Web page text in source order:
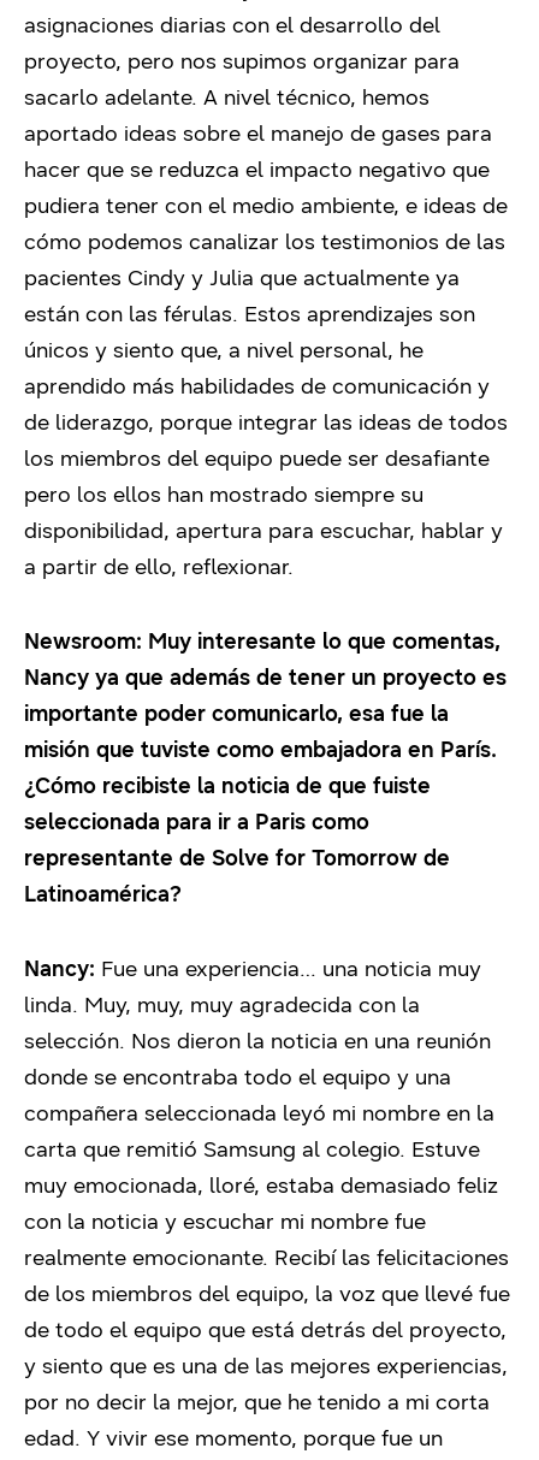
asignaciones diarias con el desarrollo del
proyecto, pero nos supimos organizar para
sacarlo adelante. A nivel técnico, hemos
aportado ideas sobre el manejo de gases para
hacer que se reduzca el impacto negativo que
pudiera tener con el medio ambiente, e ideas de
cómo podemos canalizar los testimonios de las
pacientes Cindy y Julia que actualmente ya
están con las férulas. Estos aprendizajes son
únicos y siento que, a nivel personal, he
aprendido más habilidades de comunicación y
de liderazgo, porque integrar las ideas de todos
los miembros del equipo puede ser desafiante
pero los ellos han mostrado siempre su
disponibilidad, apertura para escuchar, hablar y
a partir de ello, reflexionar.
Newsroom: Muy interesante lo que comentas,
Nancy ya que además de tener un proyecto es
importante poder comunicarlo, esa fue la
misión que tuviste como embajadora en París.
¿Cómo recibiste la noticia de que fuiste
seleccionada para ir a Paris como
representante de Solve for Tomorrow de
Latinoamérica?
Nancy: Fue una experiencia… una noticia muy
linda. Muy, muy, muy agradecida con la
selección. Nos dieron la noticia en una reunión
donde se encontraba todo el equipo y una
compañera seleccionada leyó mi nombre en la
carta que remitió Samsung al colegio. Estuve
muy emocionada, lloré, estaba demasiado feliz
con la noticia y escuchar mi nombre fue
realmente emocionante. Recibí las felicitaciones
de los miembros del equipo, la voz que llevé fue
de todo el equipo que está detrás del proyecto,
y siento que es una de las mejores experiencias,
por no decir la mejor, que he tenido a mi corta
edad. Y vivir ese momento, porque fue un